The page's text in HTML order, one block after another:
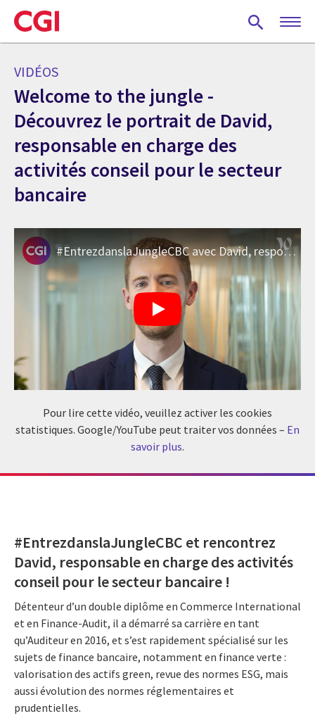
Skip
to
main
VIDÉOS
Welcome to the jungle -
Découvrez le portrait de David,
responsable en charge des
activités conseil pour le secteur
bancaire
#EntrezdanslaJungleCBC avec David, responsable en charge des activités conseil secteur bancaire
Pour lire cette vidéo, veuillez activer les cookies
statistiques. Google/YouTube peut traiter vos données – En
savoir plus.
#EntrezdanslaJungleCBC et rencontrez
David, responsable en charge des activités
conseil pour le secteur bancaire !
Détenteur d’un double diplôme en Commerce International
et en Finance-Audit, il a démarré sa carrière en tant
qu’Auditeur en 2016, et s’est rapidement spécialisé sur les
sujets de finance bancaire, notamment en finance verte :
valorisation des actifs green, revue des normes ESG, mais
aussi évolution des normes réglementaires et
prudentielles.